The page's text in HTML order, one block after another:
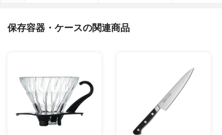
保存容器・ケースの関連商品